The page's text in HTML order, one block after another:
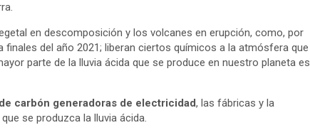
en descomposición y los volcanes en erupción, como, por
finales del año 2021; liberan ciertos químicos a la atmósfera que
parte de la lluvia ácida que se produce en nuestro planeta es
carbón generadoras de electricidad, las fábricas y la
se produzca la lluvia ácida.